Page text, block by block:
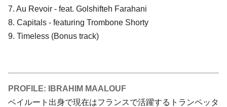
7. Au Revoir - feat. Golshifteh Farahani
8. Capitals - featuring Trombone Shorty
9. Timeless (Bonus track)
PROFILE: IBRAHIM MAALOUF
ベイルート出身で現在はフランスで活躍するトランペッタ